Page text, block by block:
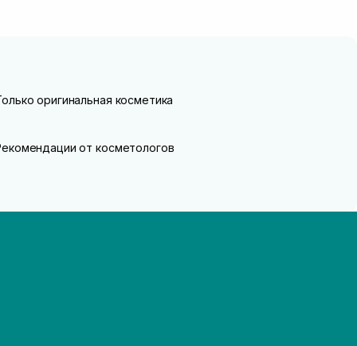
оригинальная косметика
от косметологов